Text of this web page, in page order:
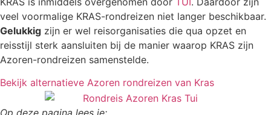
veel voormalige KRAS-rondreizen niet langer beschikbaar.
Gelukkig zijn er wel reisorganisaties die qua opzet en
reisstijl sterk aansluiten bij de manier waarop KRAS zijn
Azoren-rondreizen samenstelde.
Bekijk alternatieve Azoren rondreizen van Kras
Op deze pagina lees je: